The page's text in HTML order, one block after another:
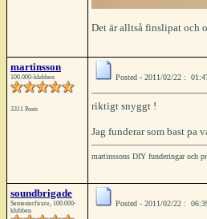
Det är alltså finslipat och
martinsson
100.000-klubben
3311 Posts
Posted - 2011/02/22 :
riktigt snyggt !
Jag funderar som bast pa
martinssons DIY funderingar och
soundbrigade
Semesterfirare, 100.000-
klubben
Posted - 2011/02/22 :